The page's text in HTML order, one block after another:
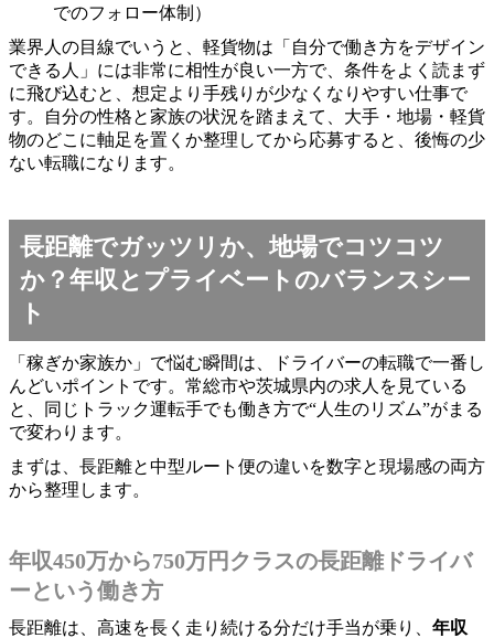
でのフォロー体制）
業界人の目線でいうと、軽貨物は「自分で働き方をデザイン
できる人」には非常に相性が良い一方で、条件をよく読まず
に飛び込むと、想定より手残りが少なくなりやすい仕事で
す。自分の性格と家族の状況を踏まえて、大手・地場・軽貨
物のどこに軸足を置くか整理してから応募すると、後悔の少
ない転職になります。
長距離でガッツリか、地場でコツコツ
か？年収とプライベートのバランスシー
ト
「稼ぎか家族か」で悩む瞬間は、ドライバーの転職で一番し
んどいポイントです。常総市や茨城県内の求人を見ている
と、同じトラック運転手でも働き方で“人生のリズム”がまる
で変わります。
まずは、長距離と中型ルート便の違いを数字と現場感の両方
から整理します。
年収450万から750万円クラスの長距離ドライバ
ーという働き方
長距離は、高速を長く走り続ける分だけ手当が乗り、 年収